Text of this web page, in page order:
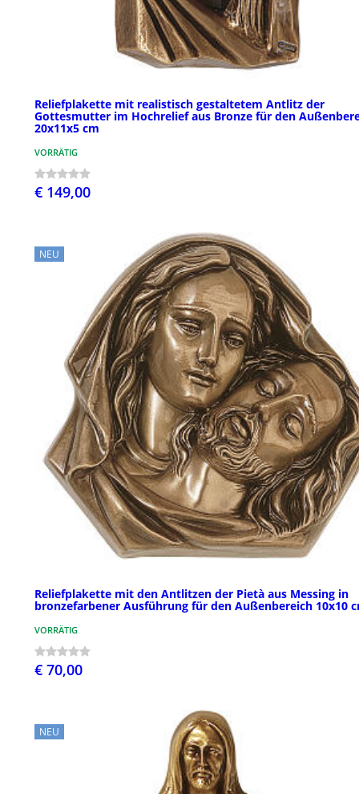
Reliefplakette mit realistisch gestaltetem Antlitz der
Gottesmutter im Hochrelief aus Bronze für den
20x11x5 cm
VORRÄTIG
€ 149,00
NEU
Reliefplakette mit den Antlitzen der Pietà aus Messing in
bronzefarbener Ausführung für den Außenbereich 10x10
VORRÄTIG
€ 70,00
NEU